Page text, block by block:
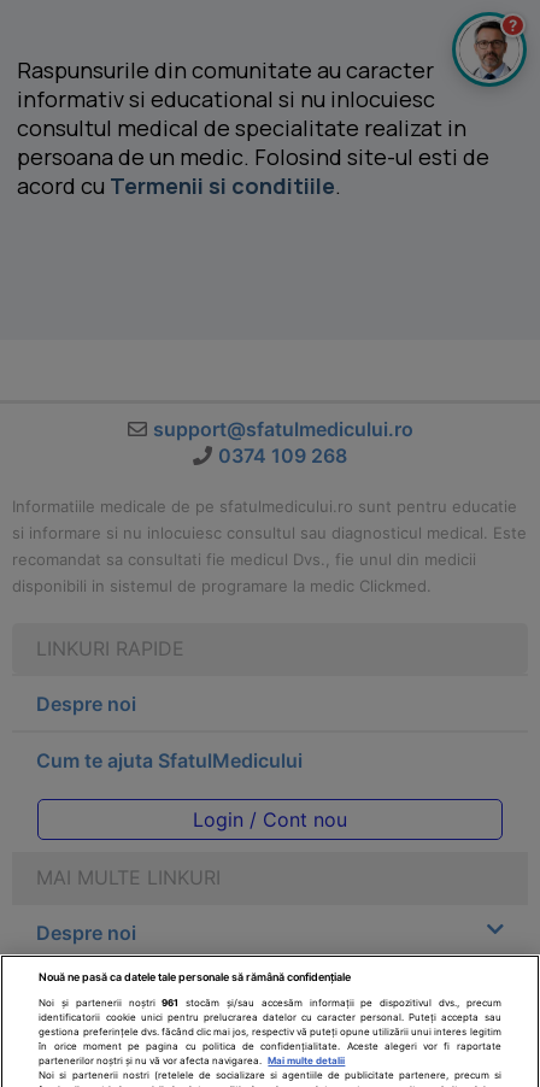
Raspunsurile din comunitate au caracter
informativ si educational si nu inlocuiesc
consultul medical de specialitate realizat in
persoana de un medic. Folosind site-ul esti de
acord cu Termenii si conditiile.
support@sfatulmedicului.ro
0374 109 268
Informatiile medicale de pe sfatulmedicului.ro sunt pentru educatie
si informare si nu inlocuiesc consultul sau diagnosticul medical. Este
recomandat sa consultati fie medicul Dvs., fie unul din medicii
disponibili in sistemul de programare la medic Clickmed.
LINKURI RAPIDE
Despre noi
Cum te ajuta SfatulMedicului
Login / Cont nou
MAI MULTE LINKURI
Despre noi
Legal
Drepturile consumatorului
?
Nouă ne pasă ca datele tale personale să rămână confidențiale
Noi și partenerii noștri961
stocăm și/sau accesăm informații pe dispozitivul dvs., precum
identificatorii cookie unici pentru prelucrarea datelor cu caracter personal. Puteți accepta sau
gestiona preferințele dvs. făcând clic mai jos, respectiv vă puteți opune utilizării unui interes legitim
în orice moment pe pagina cu politica de confidențialitate. Aceste alegeri vor fi raportate
partenerilor noștri și nu vă vor afecta navigarea.
Mai multe detalii
Noi si partenerii nostri (retelele de socializare si agentiile de publicitate partenere, precum si